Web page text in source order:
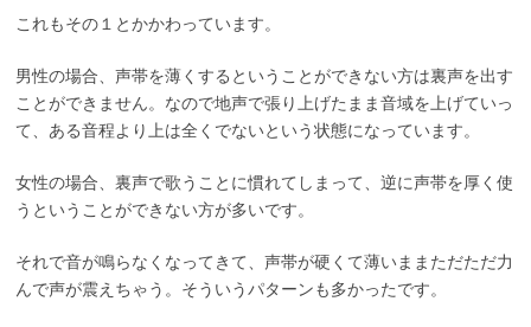
これもその１とかかわっています。
男性の場合、声帯を薄くするということができない方は裏声を出す
ことができません。なので地声で張り上げたまま音域を上げていっ
て、ある音程より上は全くでないという状態になっています。
女性の場合、裏声で歌うことに慣れてしまって、逆に声帯を厚く使
うということができない方が多いです。
それで音が鳴らなくなってきて、声帯が硬くて薄いままただただ力
んで声が震えちゃう。そういうパターンも多かったです。